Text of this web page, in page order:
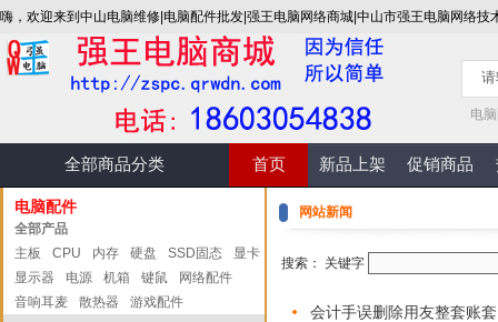
嗨，欢迎来到中山电脑维修|电脑配件批发|强王电脑网络商城|中山市强王电脑网络技
电
全部商品分类 首页 新品上架 促销商品
电脑配件
全部产品
主板
CPU 内存 硬盘 SSD固态
显卡
显示器
电源 机箱 键鼠
网络配件
音响耳麦
散热器 游戏配件
网站新闻
搜索： 关键字
会计手误删除用友整套账